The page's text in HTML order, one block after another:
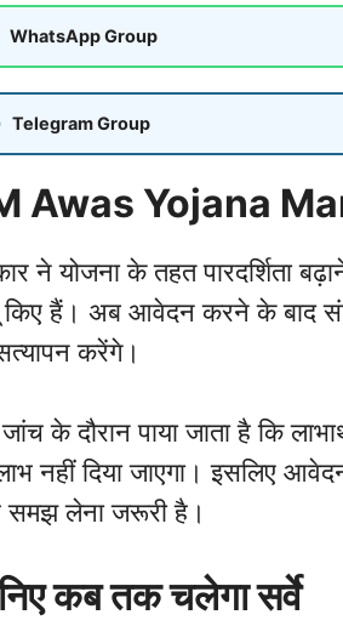
WhatsApp Group
Telegram Group
Awas Yojana
ने योजना के तहत पारदर्शिता
किए हैं। अब आवेदन करने के बाद
करेंगे।
के दौरान पाया जाता है कि
नहीं दिया जाएगा। इसलिए
समझ लेना जरूरी है।
कब तक चलेगा सर्वे